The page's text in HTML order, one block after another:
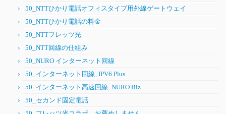
50_NTTひかり電話オフィスタイプ用外線ゲートウェイ
50_NTTひかり電話の料金
50_NTTフレッツ光
50_NTT回線の仕組み
50_NURO インターネット回線
50_インターネット回線_IPV6 Plus
50_インターネット高速回線_NURO Biz
50_セカンド固定電話